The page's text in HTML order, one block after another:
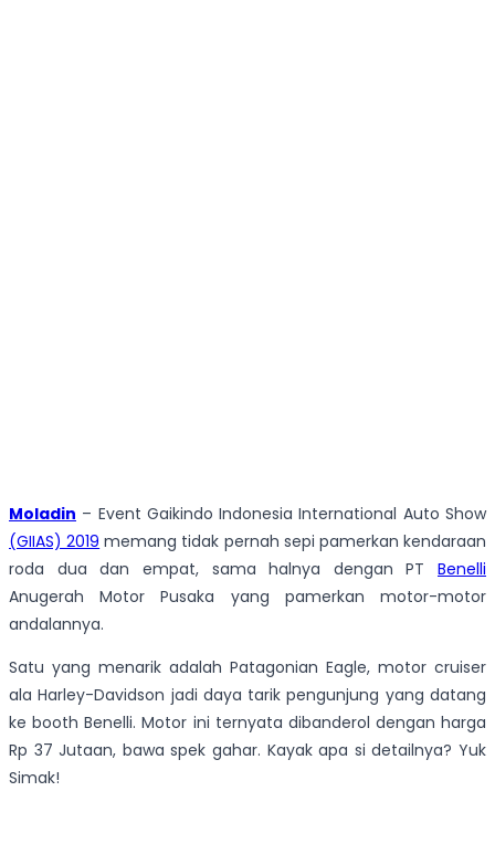
Moladin – Event Gaikindo Indonesia International Auto Show
(GIIAS) 2019 memang tidak pernah sepi pamerkan kendaraan
roda dua dan empat, sama halnya dengan PT Benelli
Anugerah Motor Pusaka yang pamerkan motor-motor
andalannya.
Satu yang menarik adalah Patagonian Eagle, motor cruiser
ala Harley-Davidson jadi daya tarik pengunjung yang datang
ke booth Benelli. Motor ini ternyata dibanderol dengan harga
Rp 37 Jutaan, bawa spek gahar. Kayak apa si detailnya? Yuk
Simak!